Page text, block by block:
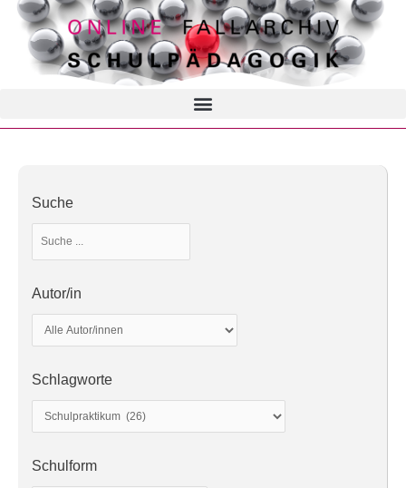
Suche
Autor/in
Schlagworte
Schulform